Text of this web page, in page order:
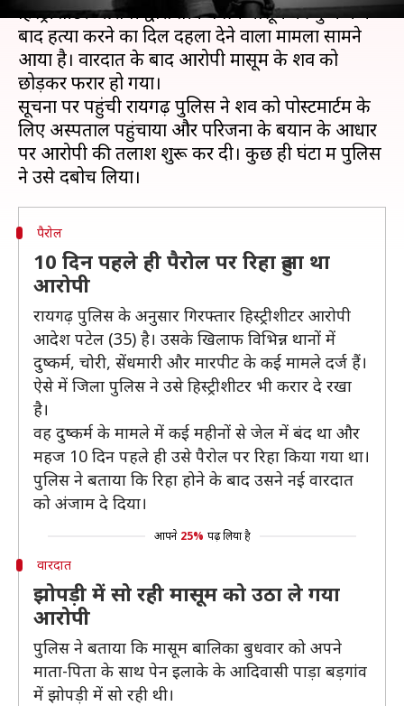
हिस्ट्रीशीटर आरोपी द्वारा तीन वर्षीय मासूम की दुष्कर्म के
बाद हत्या करने का दिल दहला देने वाला मामला सामने
आया है। वारदात के बाद आरोपी मासूम के शव को
छोड़कर फरार हो गया।
सूचना पर पहुंची रायगढ़ पुलिस ने शव को पोस्टमार्टम के
लिए अस्पताल पहुंचाया और परिजनों के बयान के आधार
पर आरोपी की तलाश शुरू कर दी। कुछ ही घंटों में पुलिस
पैरोल
10 दिन पहले ही पैरोल पर रिहा हुआ था
आरोपी
रायगढ़ पुलिस के अनुसार गिरफ्तार हिस्ट्रीशीटर आरोपी
आदेश पटेल (35) है। उसके खिलाफ विभिन्न थानों में
दुष्कर्म, चोरी, सेंधमारी और मारपीट के कई मामले दर्ज हैं।
ऐसे में जिला पुलिस ने उसे हिस्ट्रीशीटर भी करार दे रखा
है।
वह दुष्कर्म के मामले में कई महीनों से जेल में बंद था और
महज 10 दिन पहले ही उसे पैरोल पर रिहा किया गया था।
पुलिस ने बताया कि रिहा होने के बाद उसने नई वारदात
को अंजाम दे दिया।
आपने 25% पढ़ लिया है
वारदात
झोपड़ी में सो रही मासूम को उठा ले गया
आरोपी
पुलिस ने बताया कि मासूम बालिका बुधवार को अपने
माता-पिता के साथ पेन इलाके के आदिवासी पाड़ा बड़गांव
में झोपड़ी में सो रही थी।